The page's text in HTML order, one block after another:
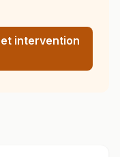
intervention